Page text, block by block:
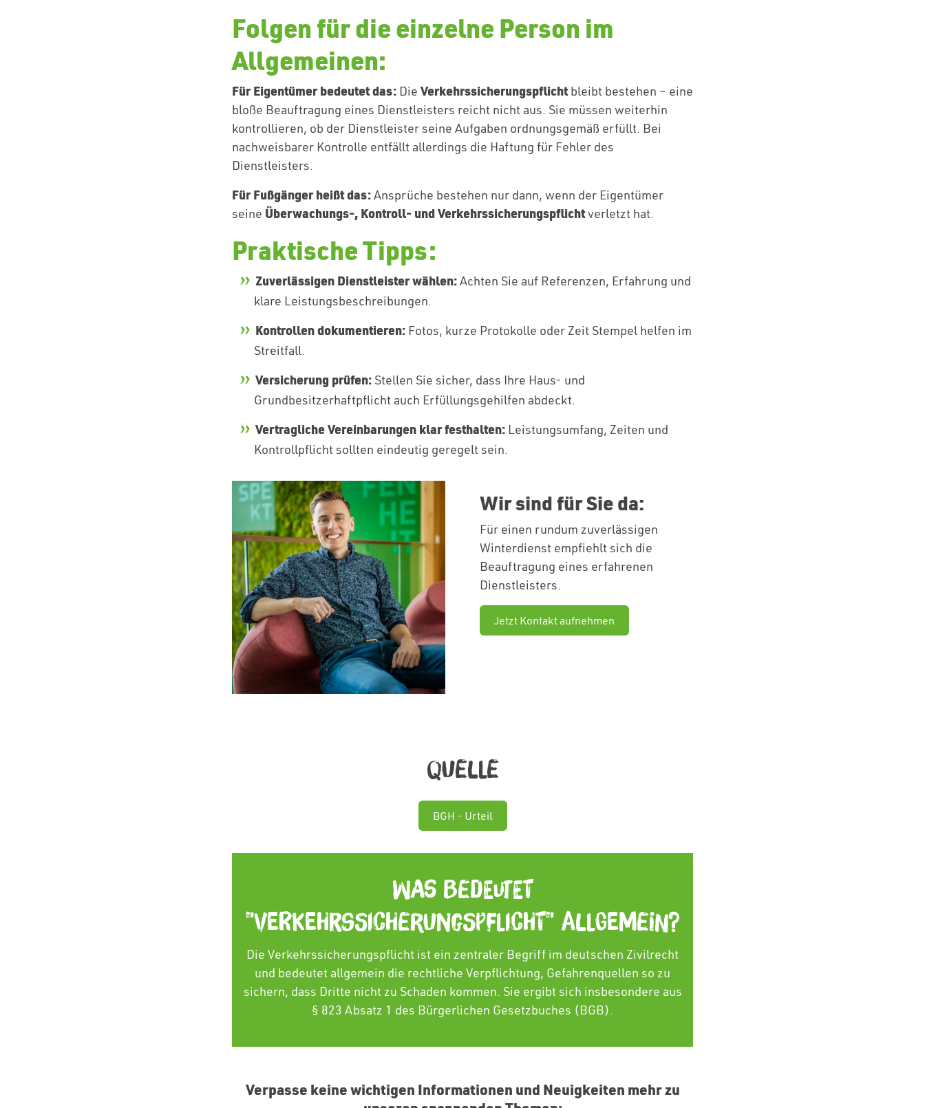
Folgen für die einzelne Person im
Allgemeinen:
Für Eigentümer bedeutet das: Die Verkehrssicherungspflichtbleibt bestehen – eine
bloße Beauftragung eines Dienstleisters reicht nicht aus. Sie müssen weiterhin
kontrollieren, ob der Dienstleister seine Aufgaben ordnungsgemäß erfüllt. Bei
nachweisbarer Kontrolle entfällt allerdings die Haftung für Fehler des
Dienstleisters.
Für Fußgänger heißt das:Ansprüche bestehen nur dann, wenn der Eigentümer
seine Überwachungs-, Kontroll- und Verkehrssicherungspflichtverletzt hat.
Praktische Tipps:
Zuverlässigen Dienstleister wählen:Achten Sie auf Referenzen, Erfahrung und
klare Leistungsbeschreibungen.
Kontrollen dokumentieren: Fotos, kurze Protokolle oder Zeit Stempel helfen im
Streitfall.
Versicherung prüfen: Stellen Sie sicher, dass Ihre Haus- und
Grundbesitzerhaftpflicht auch Erfüllungsgehilfen abdeckt.
Vertragliche Vereinbarungen klar festhalten: Leistungsumfang, Zeiten und
Kontrollpflicht sollten eindeutig geregelt sein.
Wir sind für Sie da:
Für einen rundum zuverlässigen
Winterdienst empfiehlt sich die
Beauftragung eines erfahrenen
Dienstleisters.
Jetzt Kontakt aufnehmen
Quelle
BGH - Urteil
Was bedeutet
"Verkehrssicherungspflicht" allgemein?
Die Verkehrssicherungspflicht ist ein zentraler Begriff im deutschen Zivilrecht
und bedeutet allgemein die rechtliche Verpflichtung, Gefahrenquellen so zu
sichern, dass Dritte nicht zu Schaden kommen. Sie ergibt sich insbesondere aus
§ 823 Absatz 1 des Bürgerlichen Gesetzbuches (BGB).
Verpasse keine wichtigen Informationen und Neuigkeiten mehr zu